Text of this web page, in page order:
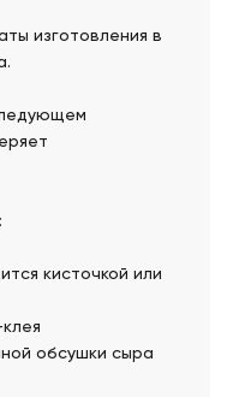
изготовления в
кисточкой или
обсушки сыра